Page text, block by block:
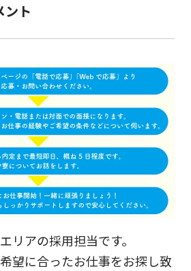
ント
リアの採用担当です。
望に合ったお仕事をお探し致